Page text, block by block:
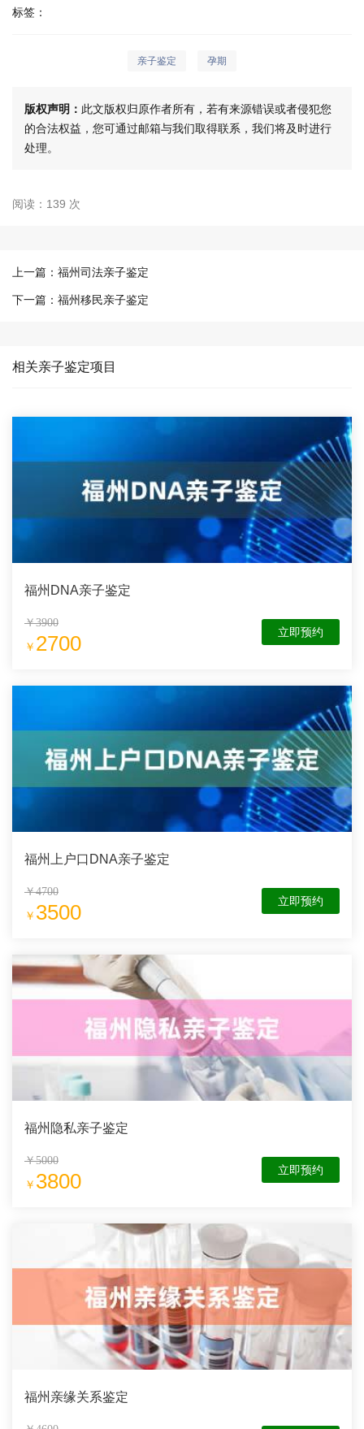
标签：
亲子鉴定 孕期
版权声明： 此文版权归原作者所有，若有来源错误或者侵犯您
的合法权益，您可通过邮箱与我们取得联系，我们将及时进行
处理。
阅读：139 次
上一篇： 福州司法亲子鉴定
下一篇： 福州移民亲子鉴定
相关亲子鉴定项目
福州DNA亲子鉴定
￥3900
￥ 2700 立即预约
福州上户口DNA亲子鉴定
￥4700
￥ 3500 立即预约
福州隐私亲子鉴定
￥5000
￥ 3800 立即预约
福州亲缘关系鉴定